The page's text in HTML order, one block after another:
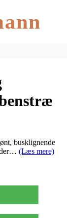
busklignende
(Læs mere)